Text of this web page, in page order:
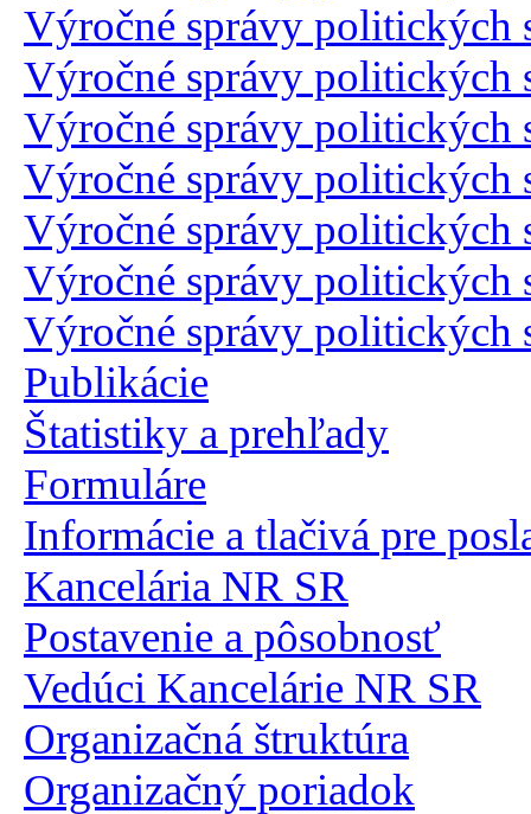
Výročné správy politických
Výročné správy politických
Výročné správy politických
Výročné správy politických
Výročné správy politických
Výročné správy politických
Výročné správy politických
Publikácie
Štatistiky a prehľady
Formuláre
Informácie a tlačivá pre
Kancelária NR SR
Postavenie a pôsobnosť
Vedúci Kancelárie NR SR
Organizačná štruktúra
Organizačný poriadok